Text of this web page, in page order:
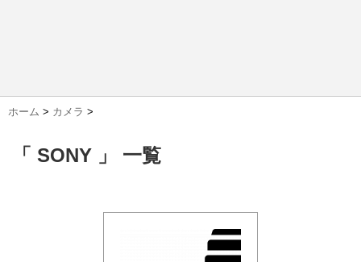
ホーム > カメラ >
「 SONY 」 一覧